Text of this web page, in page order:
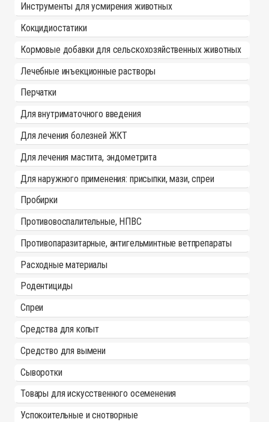
Инструменты для усмирения животных
Кокцидиостатики
Кормовые добавки для сельскохозяйственных животных
Лечебные инъекционные растворы
Перчатки
Для внутриматочного введения
Для лечения болезней ЖКТ
Для лечения мастита, эндометрита
Для наружного применения: присыпки, мази, спреи
Пробирки
Противовоспалительные, НПВС
Противопаразитарные, антигельминтные ветпрепараты
Расходные материалы
Родентициды
Спреи
Средства для копыт
Средство для вымени
Сыворотки
Товары для искусственного осеменения
Успокоительные и снотворные